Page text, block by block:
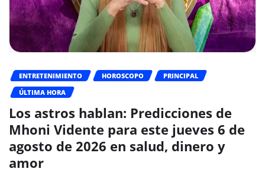
ENTRETENIMIENTO HOROSCOPO
PRINCIPAL
ÚLTIMA HORA
Los astros hablan: Predicciones de
Mhoni Vidente para este jueves 6 de
agosto de 2026 en salud, dinero y
amor